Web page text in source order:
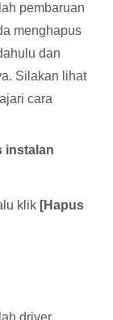
pembaruan
menghapus
dan
Silakan lihat
cara
instalan
klik [Hapus
driver